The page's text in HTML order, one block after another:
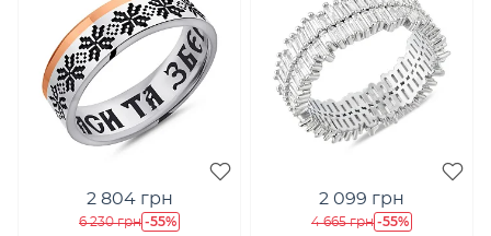
2 804 грн
6 230 грн -55%
2 099 грн
4 665 грн -55%